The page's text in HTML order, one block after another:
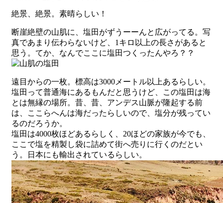
絶景、絶景。素晴らしい！
断崖絶壁の山肌に、塩田がずうーーんと広がってる。写
真であまり伝わらないけど、1キロ以上の長さがあると
思う。てか、なんでここに塩田つくったんやろ？？
遠目からの一枚。標高は3000メートル以上あるらしい。
塩田って普通海にあるもんだと思うけど、この塩田は海
とは無縁の場所。昔、昔、アンデス山脈が隆起する前
は、ここらへんは海だったらしいので、塩分が残ってい
るのだろうか。
塩田は4000枚ほどあるらしく、20ほどの家族が今でも、
ここで塩を精製し袋に詰めて街へ売りに行くのだとい
う。日本にも輸出されているらしい。